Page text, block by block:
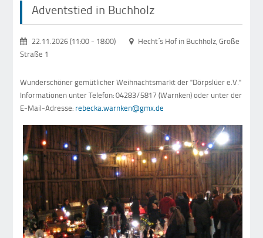
Adventstied in Buchholz
22.11.2026 (11:00- 18:00)
Hecht´s Hof in Buchholz, Große
Straße 1
Wunderschöner gemütlicher Weihnachtsmarkt der "Dörpslüer e.V."
Informationen unter Telefon: 04283/5817 (Warnken) oder unter der
E-Mail-Adresse: rebecka.warnken@gmx.de